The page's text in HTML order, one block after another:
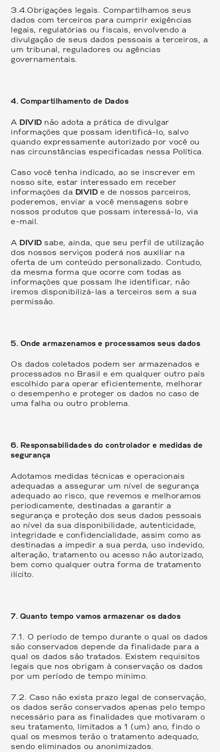
3.4.Obrigações legais. Compartilhamos seus
dados com terceiros para cumprir exigências
legais, regulatórias ou fiscais, envolvendo a
divulgação de seus dados pessoais a terceiros, a
um tribunal, reguladores ou agências
governamentais.
4. Compartilhamento de Dados
ADIVID não adota a prática de divulgar
informações que possam identificá-lo, salvo
quando expressamente autorizado por você ou
nas circunstâncias especificadas nessa Política.
Caso você tenha indicado, ao se inscrever em
nosso site, estar interessado em receber
informações da DIVID e de nossos parceiros,
poderemos, enviar a você mensagens sobre
nossos produtos que possam interessá-lo, via
e-mail.
ADIVIDsabe, ainda, que seu perfil de utilização
dos nossos serviços poderá nos auxiliar na
oferta de um conteúdo personalizado. Contudo,
da mesma forma que ocorre com todas as
informações que possam lhe identificar, não
iremos disponibilizá-las a terceiros sem a sua
permissão.
5. Onde armazenamos e processamos seus dados
Os dados coletados podem ser armazenados e
processados no Brasil e em qualquer outro país
escolhido para operar eficientemente, melhorar
o desempenho e proteger os dados no caso de
uma falha ou outro problema.
6. Responsabilidades do controlador e medidas de
segurança
Adotamos medidas técnicas e operacionais
adequadas a assegurar um nível de segurança
adequado ao risco, que revemos e melhoramos
periodicamente, destinadas a garantir a
segurança e proteção dos seus dados pessoais
ao nível da sua disponibilidade, autenticidade,
integridade e confidencialidade, assim como as
destinadas a impedir a sua perda, uso indevido,
alteração, tratamento ou acesso não autorizado,
bem como qualquer outra forma de tratamento
ilícito.
7. Quanto tempo vamos armazenar os dados
7.1. O período de tempo durante o qual os dados
são conservados depende da finalidade para a
qual os dados são tratados. Existem requisitos
legais que nos obrigam à conservação os dados
por um período de tempo mínimo.
7.2. Caso não exista prazo legal de conservação,
os dados serão conservados apenas pelo tempo
necessário para as finalidades que motivaram o
seu tratamento, limitados a 1 (um) ano, findo o
qual os mesmos terão o tratamento adequado,
sendo eliminados ou anonimizados.